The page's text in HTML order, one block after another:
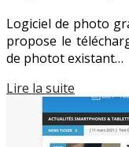
Logiciel de photo
propose le
de photot existant…
Lire la suite